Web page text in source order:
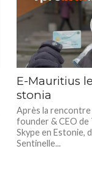
E-Mauritius
stonia
Après la rencontre
founder & CEO de
Skype en Estonie,
Sentinelle...